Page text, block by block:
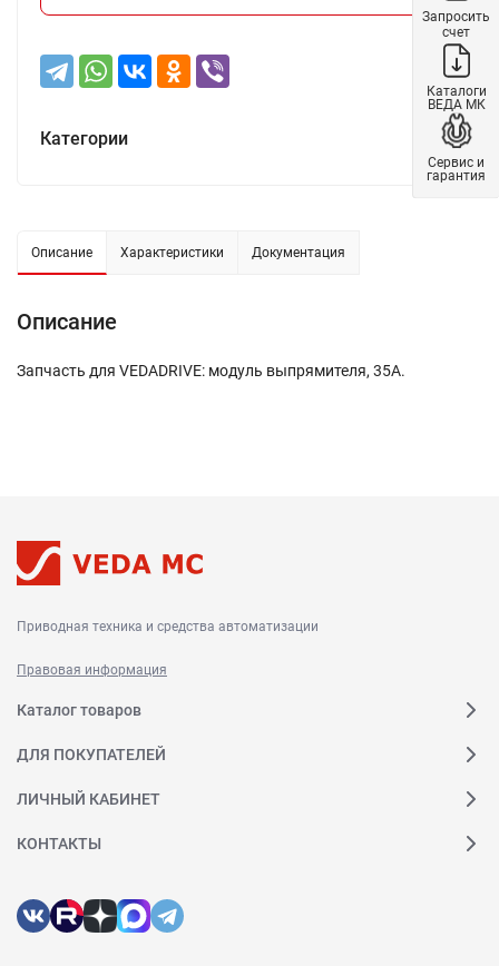
Категории
Описание Характеристики Документация
Описание
Запчасть для VEDADRIVE: модуль выпрямителя, 35А.
Приводная техника и средства автоматизации
Правовая информация
Каталог товаров
ДЛЯ ПОКУПАТЕЛЕЙ
ЛИЧНЫЙ КАБИНЕТ
КОНТАКТЫ
Запросить
счет
Каталоги
ВЕДА МК
Сервис и
гарантия